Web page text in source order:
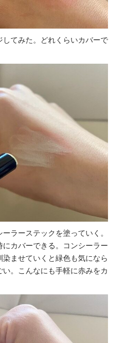
てみた。どれくらいカバーで
ラーステックを塗っていく。
カバーできる。コンシーラー
ませていくと緑色も気になら
。こんなにも手軽に赤みをカ